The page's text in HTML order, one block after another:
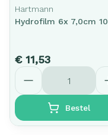
Hartmann
Hydrofilm 6x 7,0cm 10
€ 11,53
Aantal
Bestel